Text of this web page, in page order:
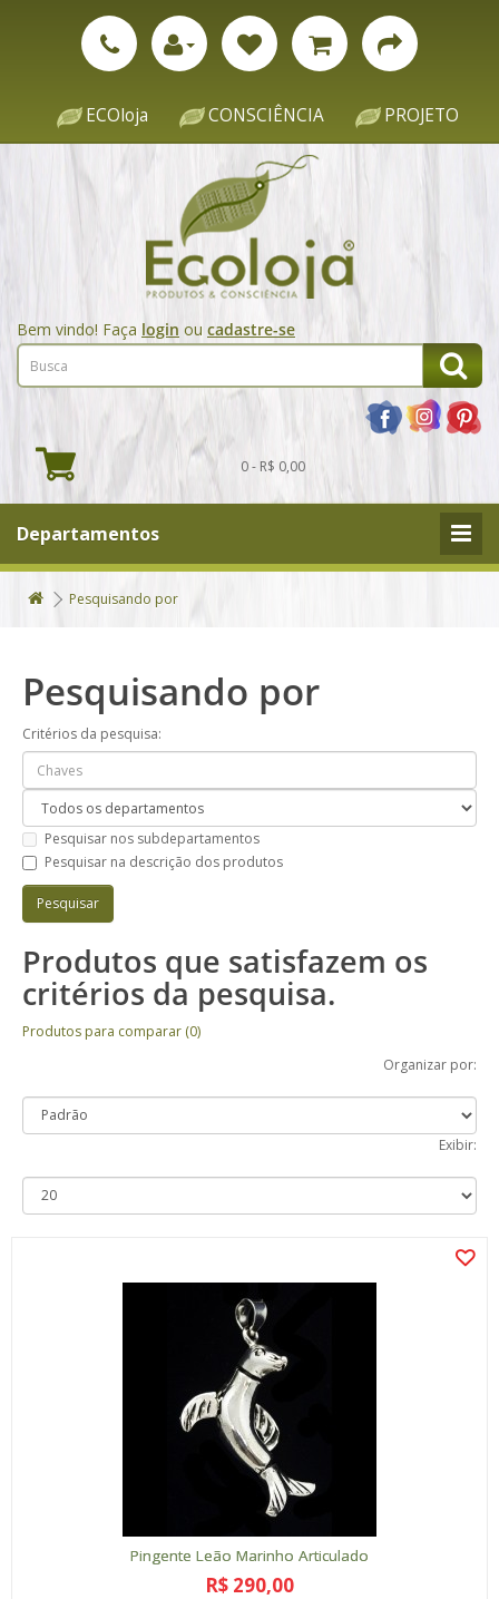
ECOloja CONSCIÊNCIA PROJETO
Bem vindo! Faça login ou cadastre-se
0 - R$ 0,00
Departamentos
Pesquisando por
Pesquisando por
Critérios da pesquisa:
Pesquisar nos subdepartamentos
Pesquisar na descrição dos produtos
Produtos que satisfazem os
critérios da pesquisa.
Produtos para comparar (0)
Organizar por:
Exibir:
Pingente Leão Marinho Articulado
R$ 290,00